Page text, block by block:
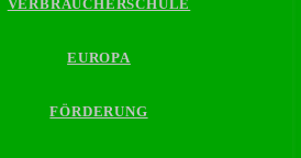
VERBRAUCHERSCHULE
EUROPA
FÖRDERUNG